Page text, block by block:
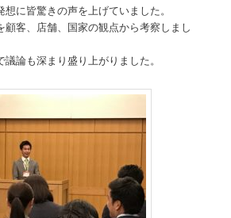
に皆驚きの声を上げていました。
顧客、店舗、国家の観点から考察しまし
論も深まり盛り上がりました。